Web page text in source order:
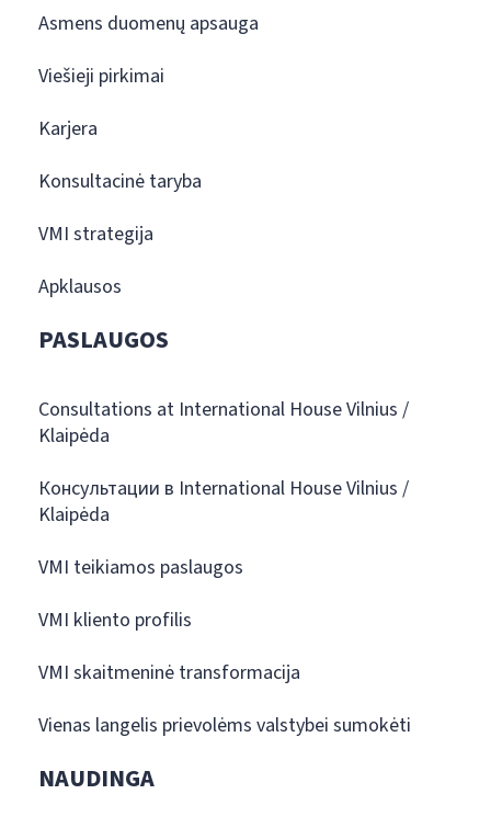
Asmens duomenų apsauga
Viešieji pirkimai
Karjera
Konsultacinė taryba
VMI strategija
Apklausos
PASLAUGOS
Consultations at International House Vilnius /
Klaipėda
Консультации в International House Vilnius /
Klaipėda
VMI teikiamos paslaugos
VMI kliento profilis
VMI skaitmeninė transformacija
Vienas langelis prievolėms valstybei sumokėti
NAUDINGA